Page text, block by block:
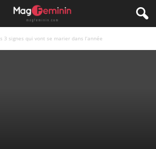
3 signes qui vont se marier dans l’année